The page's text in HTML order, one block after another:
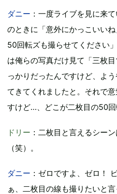
ダニー ：一度ライブを見に来
のときに「意外にかっこいい
50回転ズも撮らせてください
は俺らの写真だけ見て「三枚
っかりだったんですけど、よ
てきてくれましたと。それで
すけど…、どこが二枚目の50回
ドリー ：二枚目と言えるシー
（笑）。
ダニー ：ゼロですよ、ゼロ！
ぁ、二枚目の線も撮りたいと